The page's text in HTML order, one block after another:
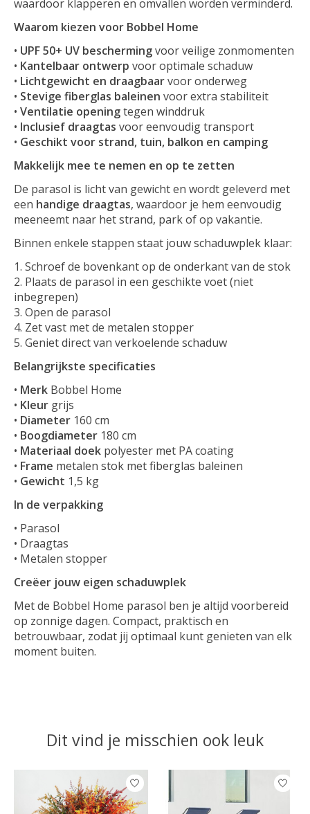
waardoor klapperen en omvallen worden verminderd.
Waarom kiezen voor Bobbel Home
• UPF 50+ UV beschermingvoor veilige zonmomenten
• Kantelbaar ontwerp voor optimale schaduw
• Lichtgewicht en draagbaarvoor onderweg
• Stevige fiberglas baleinen voor extra stabiliteit
• Ventilatie openingtegen winddruk
• Inclusief draagtas voor eenvoudig transport
• Geschikt voor strand, tuin, balkon en camping
Makkelijk mee te nemen en op te zetten
De parasol is licht van gewicht en wordt geleverd met
een handige draagtas, waardoor je hem eenvoudig
meeneemt naar het strand, park of op vakantie.
Binnen enkele stappen staat jouw schaduwplek klaar:
Schroef de bovenkant op de onderkant van de stok
Plaats de parasol in een geschikte voet (niet
inbegrepen)
Open de parasol
Zet vast met de metalen stopper
Geniet direct van verkoelende schaduw
Belangrijkste specificaties
• Merk Bobbel Home
• Kleur grijs
• Diameter 160 cm
• Boogdiameter 180 cm
• Materiaal doek polyester met PA coating
• Frame metalen stok met fiberglas baleinen
• Gewicht 1,5 kg
In de verpakking
• Parasol
• Draagtas
• Metalen stopper
Creëer jouw eigen schaduwplek
Met de Bobbel Home parasol ben je altijd voorbereid
op zonnige dagen. Compact, praktisch en
betrouwbaar, zodat jij optimaal kunt genieten van elk
moment buiten.
Dit vind je misschien ook leuk
Items van productcarrousel